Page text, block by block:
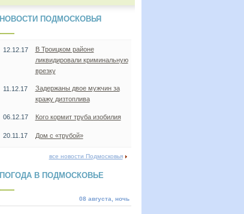
НОВОСТИ ПОДМОСКОВЬЯ
12.12.17
В Троицком районе
ликвидировали криминальную
врезку
11.12.17
Задержаны двое мужчин за
кражу дизтоплива
06.12.17 Кого кормит труба изобилия
20.11.17 Дом с «трубой»
все новости Подмосковья
ПОГОДА В ПОДМОСКОВЬЕ
08 августа, ночь